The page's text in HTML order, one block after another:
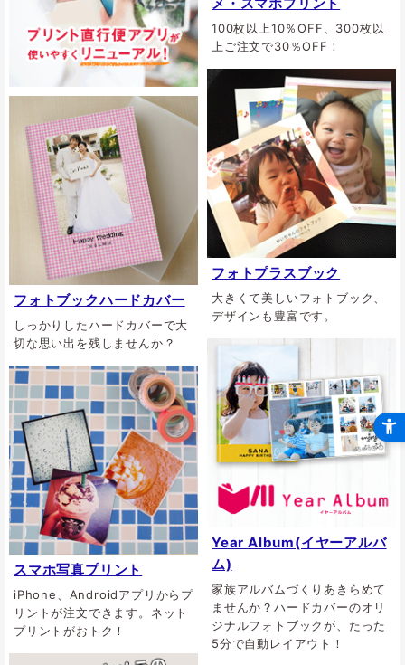
メ・スマホプリント
100枚以上10％OFF、300枚以
上ご注文で30％OFF！
フォトプラスブック
大きくて美しいフォトブック、
デザインも豊富です。
フォトブックハードカバー
しっかりしたハードカバーで大
切な思い出を残しませんか？
Year Album(イヤーアルバ
ム)
家族アルバムづくりあきらめて
ませんか？ハードカバーのオリ
ジナルフォトブックが、たった
5分で自動レイアウト！
スマホ写真プリント
iPhone、Androidアプリからプ
リントが注文できます。ネット
プリントがおトク！